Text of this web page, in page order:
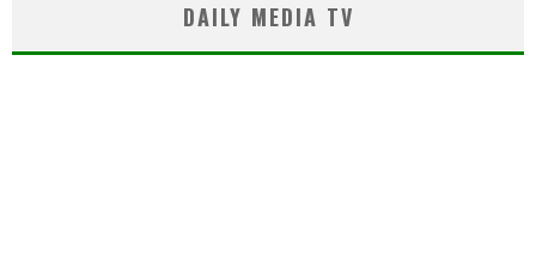
DAILY MEDIA TV